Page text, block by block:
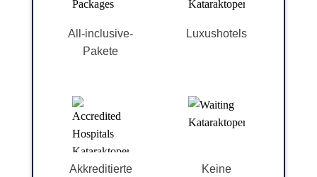
All-inclusive-
Pakete
Luxushotels
Akkreditierte
Keine